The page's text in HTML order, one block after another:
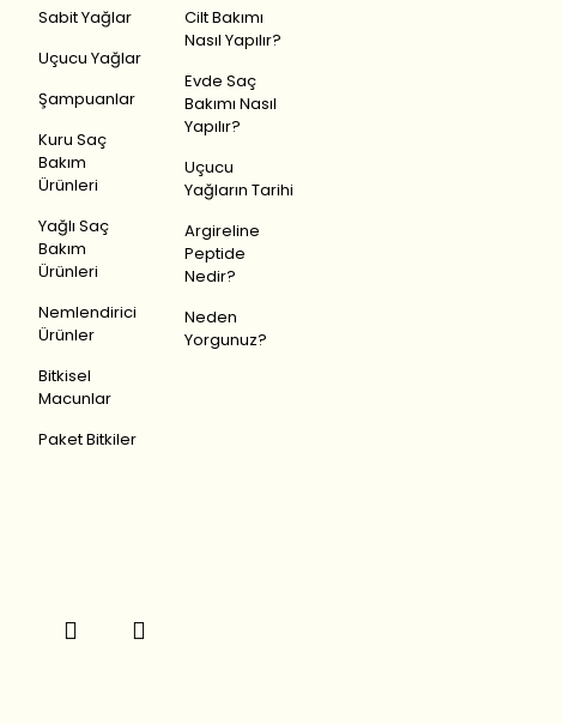
Sabit Yağlar
Uçucu Yağlar
Şampuanlar
Kuru Saç
Bakım
Ürünleri
Yağlı Saç
Bakım
Ürünleri
Nemlendirici
Ürünler
Bitkisel
Macunlar
Paket Bitkiler
Cilt Bakımı
Nasıl Yapılır?
Evde Saç
Bakımı Nasıl
Yapılır?
Uçucu
Yağların Tarihi
Argireline
Peptide
Nedir?
Neden
Yorgunuz?